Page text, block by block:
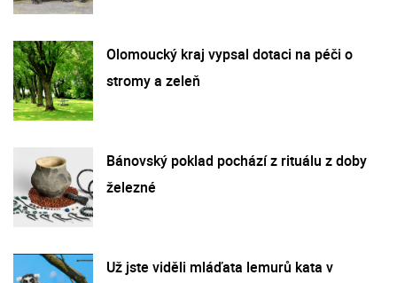
Olomoucký kraj vypsal dotaci na péči o
stromy a zeleň
Bánovský poklad pochází z rituálu z doby
železné
Už jste viděli mláďata lemurů kata v